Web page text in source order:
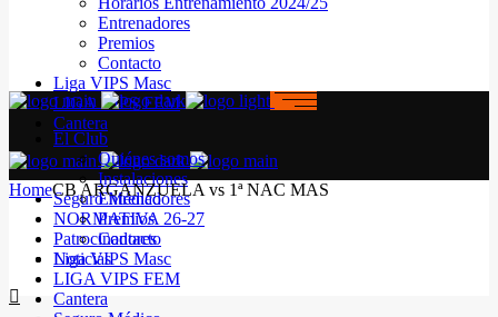
Entrenadores
Premios
Contacto
Liga VIPS Masc
LIGA VIPS FEM
Cantera
Seguro Médico
NORMATIVA 26-27
Patrocinadores
Noticias
El Club
Quiénes somos
Instalaciones
Entrenadores
Premios
Contacto
Liga VIPS Masc
LIGA VIPS FEM
Cantera
HomeCB ARGANZUELA vs 1ª NAC MAS